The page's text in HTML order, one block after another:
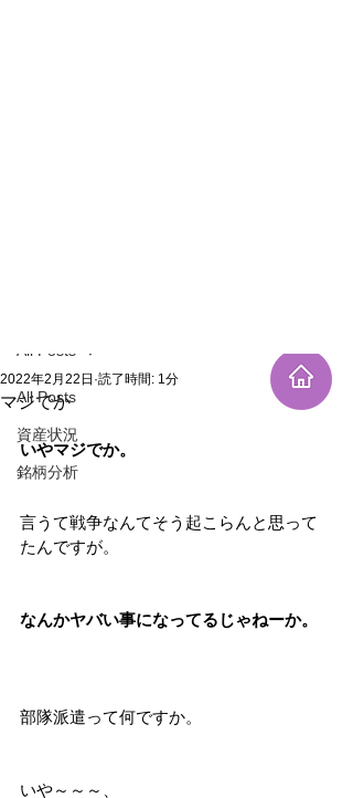
All Posts
資産状況
銘柄分析
All Posts
マジでか
2022年2月22日 読了時間: 1分
いやマジでか。
言うて戦争なんてそう起こらんと思って
たんですが。
なんかヤバい事になってるじゃねーか。
部隊派遣って何ですか。
いや～～～、